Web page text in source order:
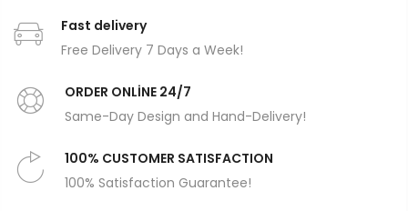
Fast delivery
Free Delivery 7 Days a Week!
ORDER ONLİNE 24/7
Same-Day Design and Hand-Delivery!
100% CUSTOMER SATISFACTION
100% Satisfaction Guarantee!